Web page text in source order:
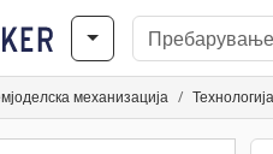
механизација